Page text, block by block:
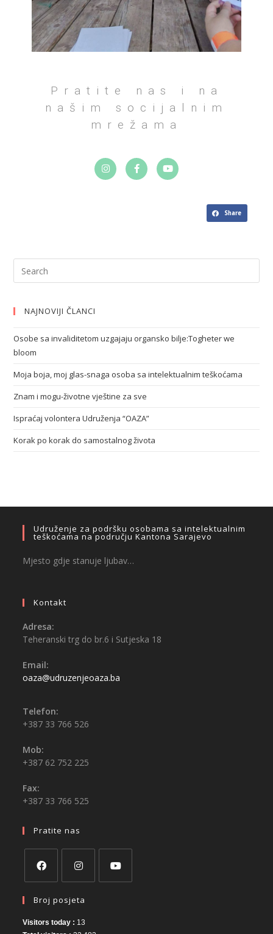
Pratite nas i na
našim socijalnim
mrežama
Share
NAJNOVIJI ČLANCI
Osobe sa invaliditetom uzgajaju organsko bilje:Togheter we
bloom
Moja boja, moj glas-snaga osoba sa intelektualnim teškoćama
Znam i mogu-životne vještine za sve
Ispraćaj volontera Udruženja “OAZA”
Korak po korak do samostalnog života
Udruženje za podršku osobama sa intelektualnim
teškoćama na području Kantona Sarajevo
Mjesto gdje stanuje ljubav…
Kontakt
Adresa:
Teheranski trg do br.6 i Sutjeska 18
Email:
oaza@udruzenjeoaza.ba
Telefon:
+387 33 766 526
Mob:
+387 62 752 225
Fax:
+387 33 766 525
Pratite nas
Broj posjeta
Visitors today : 13